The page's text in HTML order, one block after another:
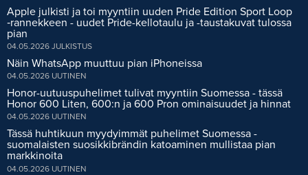
Apple julkisti ja toi myyntiin uuden Pride Edition Sport Loop
‑rannekkeen - uudet Pride-kellotaulu ja -taustakuvat tulossa
pian
04.05.2026 JULKISTUS
Näin WhatsApp muuttuu pian iPhoneissa
04.05.2026 UUTINEN
Honor-uutuuspuhelimet tulivat myyntiin Suomessa - tässä
Honor 600 Liten, 600:n ja 600 Pron ominaisuudet ja hinnat
04.05.2026 UUTINEN
Tässä huhtikuun myydyimmät puhelimet Suomessa -
suomalaisten suosikkibrändin katoaminen mullistaa pian
markkinoita
04.05.2026 UUTINEN